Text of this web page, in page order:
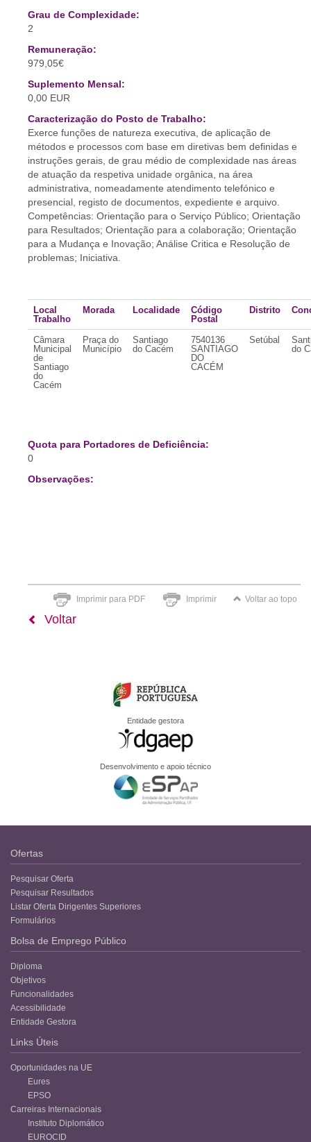
Grau de Complexidade:
2
Remuneração:
979,05€
Suplemento Mensal:
0,00 EUR
Caracterização do Posto de Trabalho:
Exerce funções de natureza executiva, de aplicação de
métodos e processos com base em diretivas bem definidas e
instruções gerais, de grau médio de complexidade nas áreas
de atuação da respetiva unidade orgânica, na área
administrativa, nomeadamente atendimento telefónico e
presencial, registo de documentos, expediente e arquivo.
Competências: Orientação para o Serviço Público; Orientação
para Resultados; Orientação para a colaboração; Orientação
para a Mudança e Inovação; Análise Critica e Resolução de
problemas; Iniciativa.
Local
Trabalho
Morada Localidade
Código
Postal
Distrito
Câmara
Municipal
de
Santiago
do
Cacém
Praça do
Município
Santiago
do Cacém
7540136
SANTIAGO
DO
CACÉM
Setúbal
do
Quota para Portadores de Deficiência:
0
Observações:
Imprimir para PDF Imprimir Voltar ao topo
Voltar
Entidade gestora
Desenvolvimento e apoio técnico
Ofertas
Pesquisar Oferta
Pesquisar Resultados
Listar Oferta Dirigentes Superiores
Formulários
Bolsa de Emprego Público
Diploma
Objetivos
Funcionalidades
Acessibilidade
Entidade Gestora
Links Úteis
Oportunidades na UE
Eures
EPSO
Carreiras Internacionais
Instituto Diplomático
EUROCID